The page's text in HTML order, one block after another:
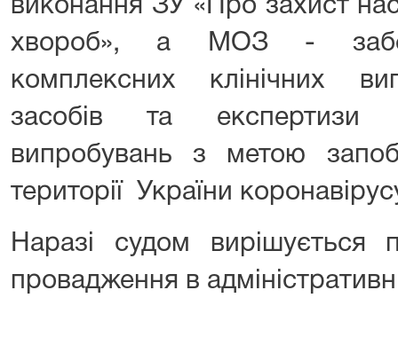
виконання ЗУ «Про захист
хвороб», а МОЗ -
комплексних клінічних
засобів та експертизи
випробувань з метою
території України
Наразі судом вирішується
провадження в